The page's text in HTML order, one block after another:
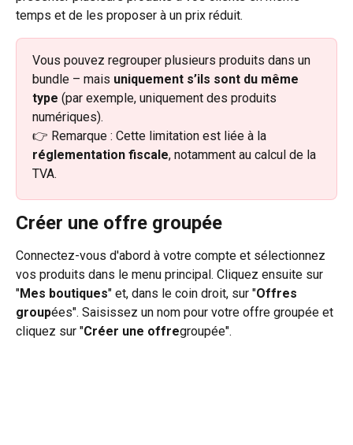
temps et de les proposer à un prix réduit.
Vous pouvez regrouper plusieurs produits dans un
bundle – mais uniquement s’ils sont du même
type (par exemple, uniquement des produits
numériques).
👉 Remarque : Cette limitation est liée à la
réglementation fiscale, notamment au calcul de la
TVA.
Créer une offre groupée
Connectez-vous d'abord à votre compte et sélectionnez
vos produits dans le menu principal. Cliquez ensuite sur
"Mes boutiques" et, dans le coin droit, sur "Offres
groupées". Saisissez un nom pour votre offre groupée et
cliquez sur "Créer une offregroupée".